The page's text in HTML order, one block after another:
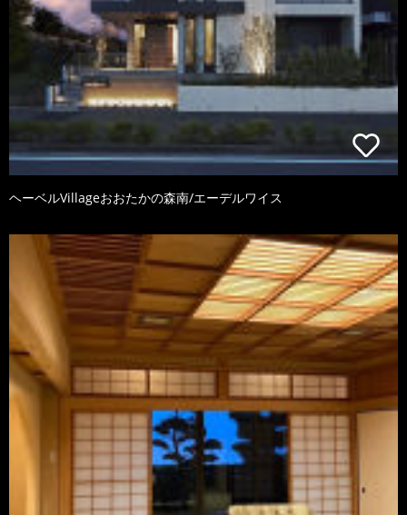
ヘーベルVillageおおたかの森南/エーデルワイス